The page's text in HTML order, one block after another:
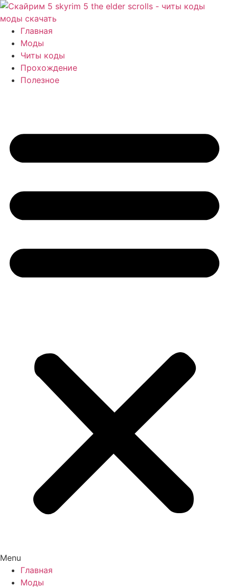
Перейти
к
содержимому
Главная
Моды
Читы коды
Прохождение
Полезное
Menu
Главная
Моды